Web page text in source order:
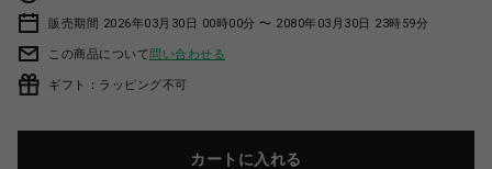
販売期間 2026年03月30日 00時00分 〜 2080年03月30日 23時59分
この商品について問い合わせる
ギフト：ラッピング不可
カートに入れる